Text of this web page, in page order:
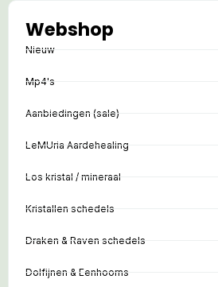
Webshop
Nieuw
Mp4's
Aanbiedingen (sale)
LeMUria Aardehealing
Los kristal / mineraal
Kristallen schedels
Draken & Raven schedels
Dolfijnen & Eenhoorns